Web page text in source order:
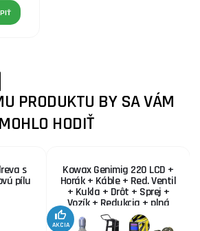
PRODUKTU BY SA VÁM
MOHLO HODIŤ
s
pílu
Kowax Genimig 220 LCD +
Horák + Káble + Red. Ventil
+ Kukla + Drôt + Sprej +
Vozík + Redukcia + plná
Fľaša Co2
AKCIA